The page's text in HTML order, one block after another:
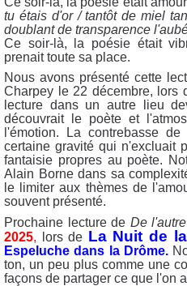
tu étais d'or / tantôt de miel
doublant de transparence
Ce soir-là, la poésie était
prenait toute sa place.
Nous avons présenté cette
Charpey le 22 décembre, lors
lecture dans un autre lieu
découvrait le poète et
l'émotion. La contrebasse
certaine gravité qui n'excluait
fantaisie propres au poète.
Alain Borne dans sa
le limiter aux thèmes de
souvent présenté.
Prochaine lecture de De
2025, lors de La Nuit de
Espeluche dans la Drôme.
ton, un peu plus comme une
façons de partager ce que l'on